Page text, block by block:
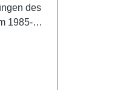
des
1985-